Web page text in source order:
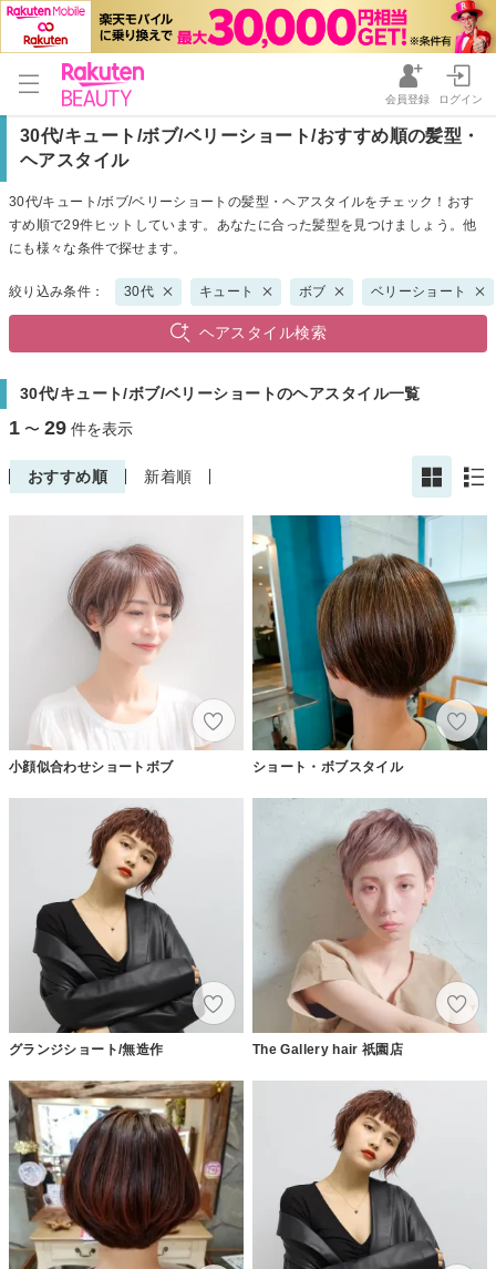
会員登録 ログイン
30代/キュート/ボブ/ベリーショート/おすすめ順の髪型・
ヘアスタイル
30代/キュート/ボブ/ベリーショートの髪型・ヘアスタイルをチェック！おす
すめ順で29件ヒットしています。あなたに合った髪型を見つけましょう。他
にも様々な条件で探せます。
絞り込み条件： 30代 キュート ボブ ベリーショート
ヘアスタイル検索
30代/キュート/ボブ/ベリーショートのヘアスタイル一覧
1 〜 29 件を表示
おすすめ順 新着順
小顔似合わせショートボブ ショート・ボブスタイル
グランジショート/無造作 The Gallery hair 祇園店